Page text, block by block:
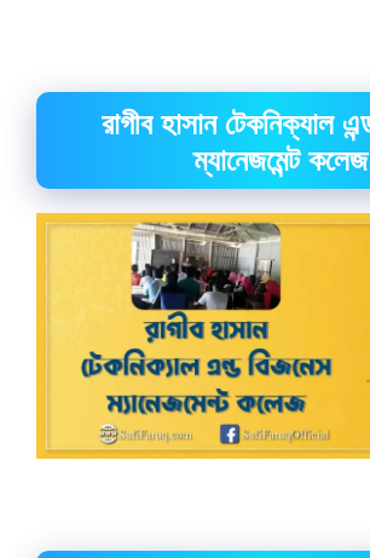
রাগীব হাসান টেকনিক্যাল
ম্যানেজমেন্ট কলেজ